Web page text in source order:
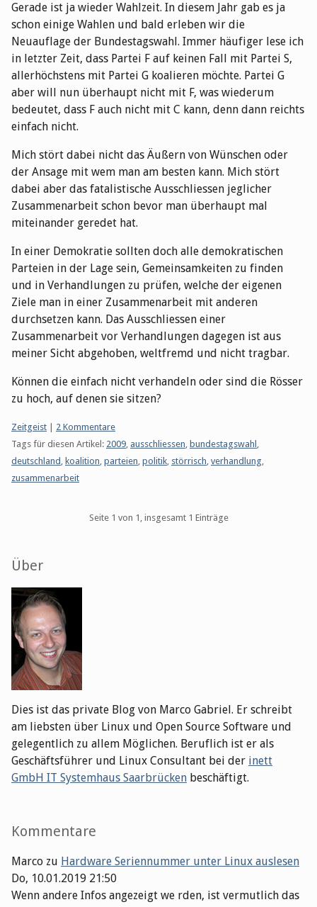
Gerade ist ja wieder Wahlzeit. In diesem Jahr gab es ja
schon einige Wahlen und bald erleben wir die
Neuauflage der Bundestagswahl. Immer häufiger lese ich
in letzter Zeit, dass Partei F auf keinen Fall mit Partei S,
allerhöchstens mit Partei G koalieren möchte. Partei G
aber will nun überhaupt nicht mit F, was wiederum
bedeutet, dass F auch nicht mit C kann, denn dann reichts
einfach nicht.
Mich stört dabei nicht das Äußern von Wünschen oder
der Ansage mit wem man am besten kann. Mich stört
dabei aber das fatalistische Ausschliessen jeglicher
Zusammenarbeit schon bevor man überhaupt mal
miteinander geredet hat.
In einer Demokratie sollten doch alle demokratischen
Parteien in der Lage sein, Gemeinsamkeiten zu finden
und in Verhandlungen zu prüfen, welche der eigenen
Ziele man in einer Zusammenarbeit mit anderen
durchsetzen kann. Das Ausschliessen einer
Zusammenarbeit vor Verhandlungen dagegen ist aus
meiner Sicht abgehoben, weltfremd und nicht tragbar.
Können die einfach nicht verhandeln oder sind die Rösser
zu hoch, auf denen sie sitzen?
Kategorien:
Zeitgeist
2 Kommentare
Tags für diesen Artikel: 2009, ausschliessen, bundestagswahl ,
deutschland , koalition, parteien, politik, störrisch, verhandlung,
zusammenarbeit
Seite 1 von 1, insgesamt 1 Einträge
Seitenleiste
Über
Dies ist das private Blog von Marco Gabriel. Er schreibt
am liebsten über Linux und Open Source Software und
gelegentlich zu allem Möglichen. Beruflich ist er als
Geschäftsführer und Linux Consultant bei der inett
GmbH IT Systemhaus Saarbrücken beschäftigt.
Kommentare
Marco zu Hardware Seriennummer unter Linux auslesen
Do, 10.01.2019 21:50
Wenn andere Infos angezeigt we rden, ist vermutlich das